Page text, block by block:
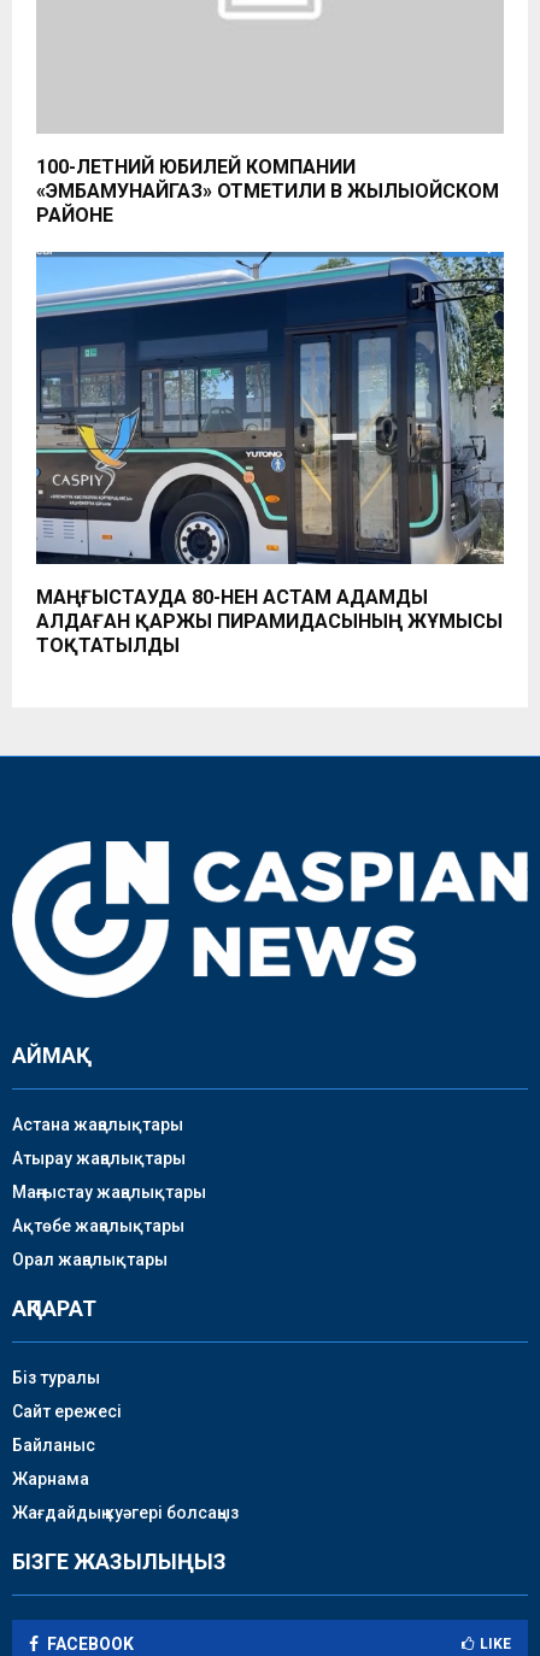
100-ЛЕТНИЙ ЮБИЛЕЙ КОМПАНИИ
«ЭМБАМУНАЙГАЗ» ОТМЕТИЛИ В ЖЫЛЫОЙСКОМ
РАЙОНЕ
МАҢҒЫСТАУДА 80-НЕН АСТАМ АДАМДЫ
АЛДАҒАН ҚАРЖЫ ПИРАМИДАСЫНЫҢ ЖҰМЫСЫ
ТОҚТАТЫЛДЫ
АЙМАҚ
Астана жаңалықтары
Атырау жаңалықтары
Маңғыстау жаңалықтары
Ақтөбе жаңалықтары
Орал жаңалықтары
АҚПАРАТ
Біз туралы
Сайт ережесі
Байланыс
Жарнама
Жағдайдың куәгері болсаңыз
БІЗГЕ ЖАЗЫЛЫҢЫЗ
FACEBOOK LIKE